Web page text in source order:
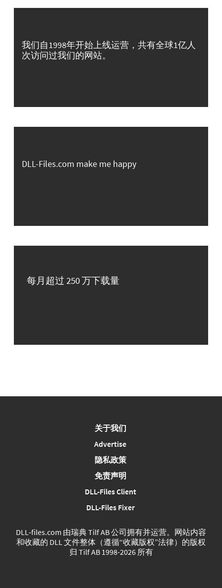
我们自1998年开始上线运营，共有全球1亿人
次访问过我们的网站。
DLL-Files.com make me happy
每月超过 250 万下载量
关于我们
Advertise
隐私政策
免责声明
DLL-Files Client
DLL-Files Fixer
DLL‑files.com 由瑞典 Tilf AB 公司拥有并运营。网站内容
和收藏的 DLL 文件整体（遵循“收藏版权”法律）的版权
归 Tilf AB 1998-2026 所有